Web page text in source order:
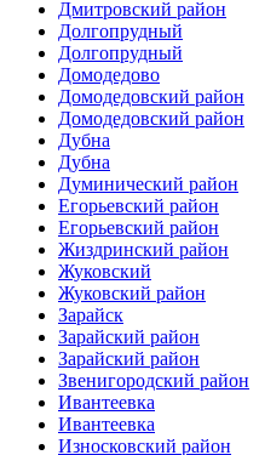
Дмитровский район
Долгопрудный
Долгопрудный
Домодедово
Домодедовский район
Домодедовский район
Дубна
Дубна
Думинический район
Егорьевский район
Егорьевский район
Жиздринский район
Жуковский
Жуковский район
Зарайск
Зарайский район
Зарайский район
Звенигородский район
Ивантеевка
Ивантеевка
Износковский район